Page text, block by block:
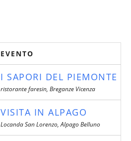
EVENTO
I SAPORI DEL PIEMONTE
ristorante faresin, Breganze Vicenza
VISITA IN ALPAGO
Locanda San Lorenzo, Alpago Belluno